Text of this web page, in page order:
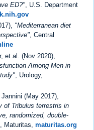
ED?" , U.S. Department
"Mediterranean diet
, Central
et al. (Nov 2020),
Among Men in
, Urology,
(May 2017),
of Tribulus terrestris in
randomized, double-
, Maturitas, maturitas.org